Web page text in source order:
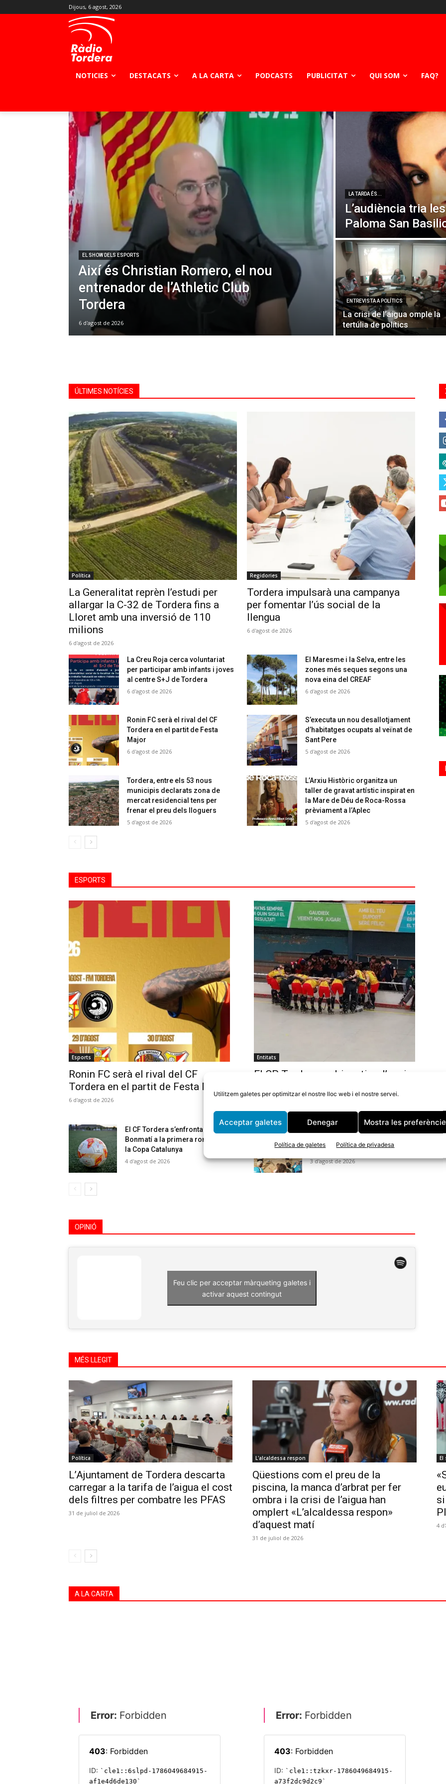
Utilitzem galetes per optimitzar el nostre lloc web i el nostre servei.
Acceptar galetes Denegar Mostra les
Política de galetes Política de privadesa
Dijous, 6 agost, 2026
NOTICIES DESTACATS A LA CARTA PODCASTS PUBLICITAT QUI SOM FAQ?
EL SHOW DELS ESPORTS
Així és Christian Romero, el nou
entrenador de l’Athletic Club
Tordera
6 d'agost de 2026
LA TARDA ÉS...
L’audiència tria
Paloma San
ENTREVISTA A POLÍTICS
La crisi de l’aigua omple la
tertúlia de polítics
ÚLTIMES NOTÍCIES
Política
La Generalitat reprèn l’estudi per
allargar la C-32 de Tordera fins a
Lloret amb una inversió de 110
milions
6 d'agost de 2026
Regidories
Tordera impulsarà una campanya
per fomentar l’ús social de la
llengua
6 d'agost de 2026
La Creu Roja cerca voluntariat
per participar amb infants i joves
al centre S+J de Tordera
6 d'agost de 2026
El Maresme i la Selva, entre les
zones més seques segons una
nova eina del CREAF
6 d'agost de 2026
Ronin FC serà el rival del CF
Tordera en el partit de Festa
Major
6 d'agost de 2026
S’executa un nou desallotjament
d’habitatges ocupats al veïnat de
Sant Pere
5 d'agost de 2026
Tordera, entre els 53 nous
municipis declarats zona de
mercat residencial tens per
frenar el preu dels lloguers
5 d'agost de 2026
L’Arxiu Històric organitza un
taller de gravat artístic inspirat en
la Mare de Déu de Roca-Rossa
prèviament a l’Aplec
5 d'agost de 2026
ESPORTS
Esports
Ronin FC serà el rival del CF
Tordera en el partit de Festa Major
6 d'agost de 2026
Entitats
El CP Tordera podria retirar l’equip
aconsegueixen 10.000€
5 d'agost de 2026
El CF Tordera s’enfrontarà al CE
Bonmatí a la primera ronda de
la Copa Catalunya
4 d'agost de 2026
Avui arrenca una nova edició
Fresca
3 d'agost de 2026
OPINIÓ
Feu clic per acceptar màrqueting galetes i
activar aquest contingut
MÉS LLEGIT
Política
L’Ajuntament de Tordera descarta
carregar a la tarifa de l’aigua el cost
dels filtres per combatre les PFAS
31 de juliol de 2026
L'alcaldessa respon
Qüestions com el preu de la
piscina, la manca d’arbrat per fer
ombra i la crisi de l’aigua han
omplert «L’alcaldessa respon»
d’aquest matí
31 de juliol de 2026
El
4
A LA CARTA